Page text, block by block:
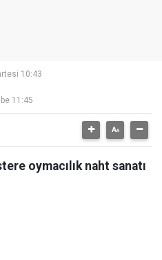
10:43
11:45
oymacılık naht sanatı